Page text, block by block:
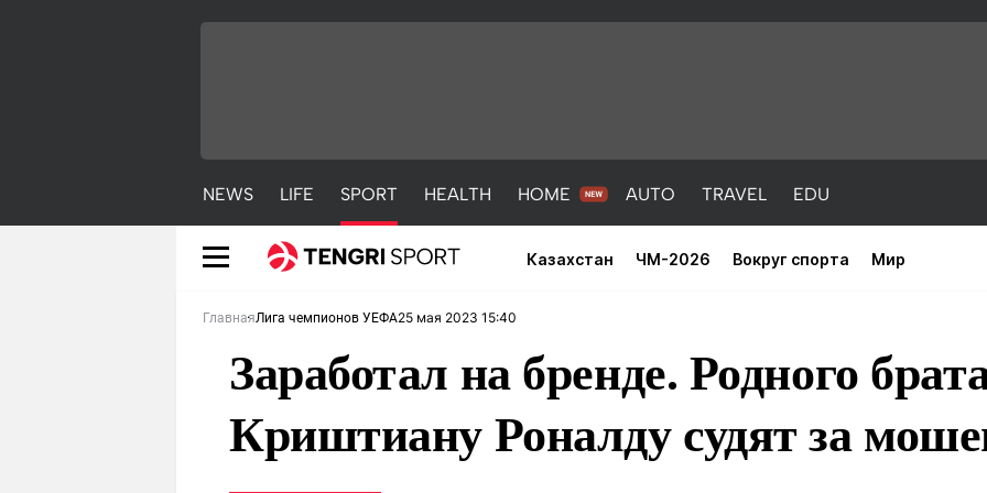
NEWS LIFE SPORT HEALTH HOME AUTO TRAVEL EDU
Казахстан ЧМ-2026 Вокруг спорта Мир
NEWS SPORT
ГлавнаяЛига чемпионов УЕФА25 мая 2023 15:40
Заработал на бренде. Родного
Криштиану Роналду судят за